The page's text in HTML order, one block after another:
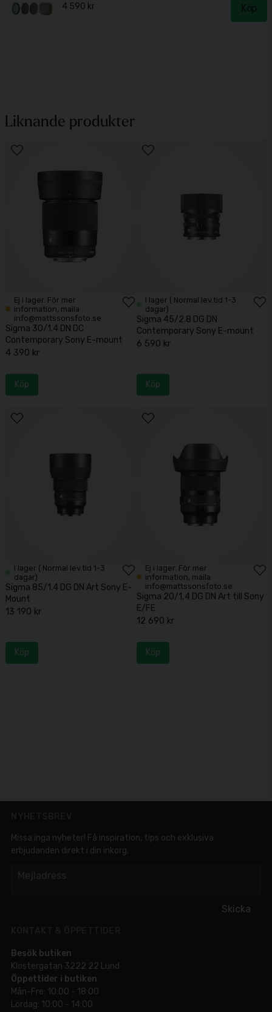
Liknande produkter
Ej i lager. För mer
information, maila
info@mattssonsfoto.se
Sigma 30/1.4 DN DC
Contemporary Sony E-mount
4 390 kr
Köp
I lager ( Normal lev.tid 1-3
dagar)
Sigma 45/2.8 DG DN
Contemporary Sony E-mount
6 590 kr
Köp
I lager ( Normal lev.tid 1-3
dagar)
Sigma 85/1.4 DG DN Art Sony E-
Mount
13 190 kr
Köp
Ej i lager. För mer
information, maila
info@mattssonsfoto.se
Sigma 20/1,4 DG DN Art till Sony
E/FE
12 690 kr
Köp
4 590 kr
Köp
Skicka
Missa inga nyheter! Få inspiration, tips och exklusiva
erbjudanden direkt i din inkorg.
Besök butiken
Klostergatan 3222 22 Lund
Öppettider i butiken
Mån-Fre: 10:00 - 18:00
Lördag: 10:00 - 14:00